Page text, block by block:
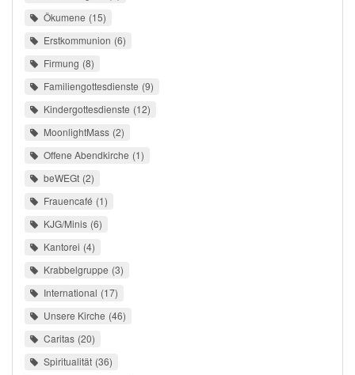
Ökumene 15
Erstkommunion 6
Firmung 8
Familiengottesdienste 9
Kindergottesdienste 12
MoonlightMass 2
Offene Abendkirche 1
beWEGt 2
Frauencafé 1
KJG/Minis 6
Kantorei 4
Krabbelgruppe 3
International 17
Unsere Kirche 46
Caritas 20
Spiritualität 36